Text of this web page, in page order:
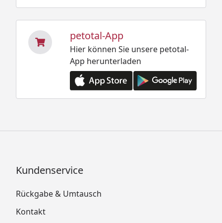
petotal-App
Hier können Sie unsere petotal-
App herunterladen
Kundenservice
Rückgabe & Umtausch
Kontakt